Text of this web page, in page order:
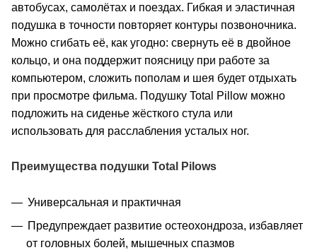
автобусах, самолётах и поездах. Гибкая и эластичная
подушка в точности повторяет контуры позвоночника.
Можно сгибать её, как угодно: свернуть её в двойное
кольцо, и она поддержит поясницу при работе за
компьютером, сложить пополам и шея будет отдыхать
при просмотре фильма. Подушку Total Pillow можно
подложить на сиденье жёсткого стула или
использовать для расслабления усталых ног.
Преимущества подушки Total Pilows
Универсальная и практичная
Предупреждает развитие остеохондроза, избавляет
от головных болей, мышечных спазмов